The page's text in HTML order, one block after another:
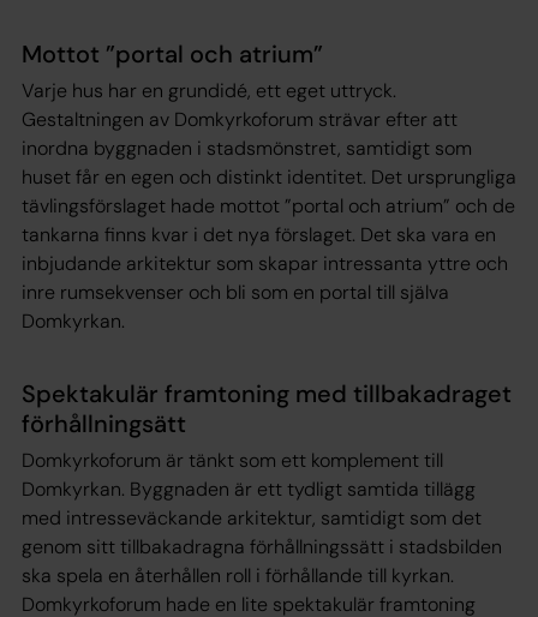
Mottot ”portal och atrium”
Varje hus har en grundidé, ett eget uttryck.
Gestaltningen av Domkyrkoforum strävar efter att
inordna byggnaden i stadsmönstret, samtidigt som
huset får en egen och distinkt identitet. Det ursprungliga
tävlingsförslaget hade mottot ”portal och atrium” och de
tankarna finns kvar i det nya förslaget. Det ska vara en
inbjudande arkitektur som skapar intressanta yttre och
inre rumsekvenser och bli som en portal till själva
Domkyrkan.
Spektakulär framtoning med tillbakadraget
förhållningsätt
Domkyrkoforum är tänkt som ett komplement till
Domkyrkan. Byggnaden är ett tydligt samtida tillägg
med intresseväckande arkitektur, samtidigt som det
genom sitt tillbakadragna förhållningssätt i stadsbilden
ska spela en återhållen roll i förhållande till kyrkan.
Domkyrkoforum hade en lite spektakulär framtoning